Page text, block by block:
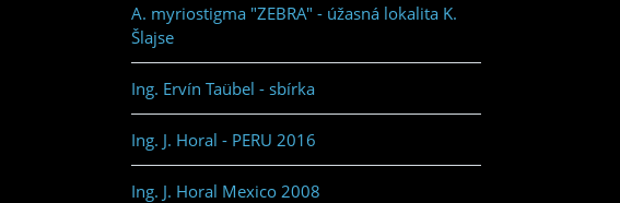
A. myriostigma "ZEBRA" - úžasná lokalita K.
Šlajse
Ing. Ervín Taübel - sbírka
Ing. J. Horal - PERU 2016
Ing. J. Horal Mexico 2008